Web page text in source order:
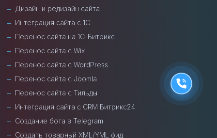
Дизайн и редизайн сайта
Интеграция сайта с 1С
Перенос сайта на 1С-Битрикс
Перенос сайта с Wix
Перенос сайта с WordPress
Перенос сайта с Joomla
Перенос сайта с Тильды
Интеграция сайта с CRM Битрикс24
Создание бота в Telegram
Создать товарный XML/YML фид